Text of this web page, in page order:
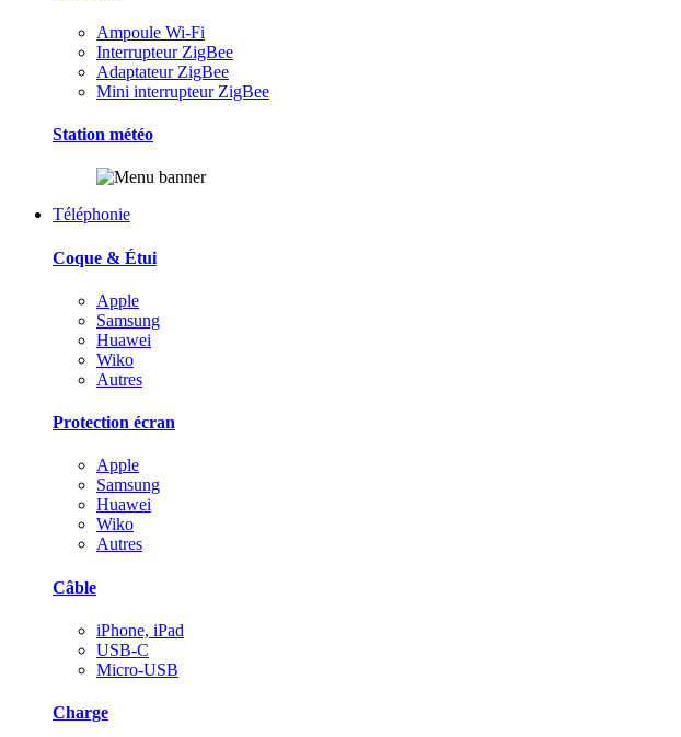
Ampoule Wi-Fi
Interrupteur ZigBee
Adaptateur ZigBee
Mini interrupteur ZigBee
Station météo
Téléphonie
Coque & Étui
Apple
Samsung
Huawei
Wiko
Autres
Protection écran
Apple
Samsung
Huawei
Wiko
Autres
Câble
iPhone, iPad
USB-C
Micro-USB
Charge